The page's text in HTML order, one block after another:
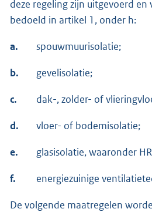
deze regeling zijn uitgevoerd
bedoeld in artikel 1, onder h:
a. spouwmuurisolatie;
b. gevelisolatie;
c. dak-, zolder- of
d. vloer- of bodemisolatie;
e. glasisolatie, waaronder
f. energiezuinige
De volgende maatregelen